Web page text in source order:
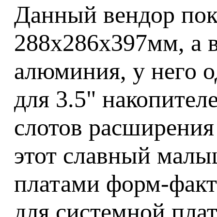
Данный вендор
288х286х397мм, а
алюминия, у него
для 3.5"
слотов
этот славный
платами форм-
для системной